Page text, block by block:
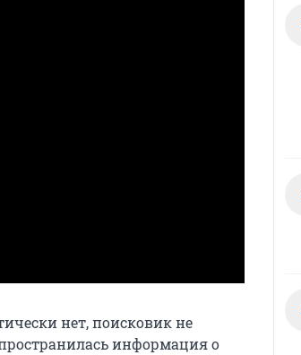
нет, поисковик не
информация о